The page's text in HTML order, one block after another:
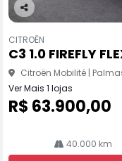
Co
pa
rtil
he
CITROËN
C3 1.0 FIREFLY
Citroën Mobilité |
Ver Mais 1 lojas
R$ 63.900,00
40.000 km